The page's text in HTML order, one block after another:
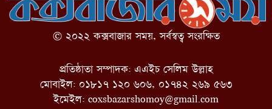
© ২০২২ কক্সবাজার সময়, সর্বস্বত্ব সংরক্ষিত
প্রতিষ্ঠাতা সম্পাদক: এএইচ সেলিম উল্লাহ
মোবাইল: ০১৮১৭ ১২০ ৬০৬, ০১৭৪২ ২৬৯ ৫৬৩
ইমেইল: coxsbazarshomoy@gmail.com